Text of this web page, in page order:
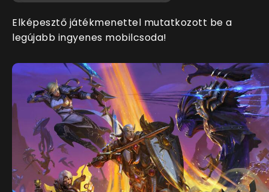
Elképesztő játékmenettel mutatkozott be a
legújabb ingyenes mobilcsoda!